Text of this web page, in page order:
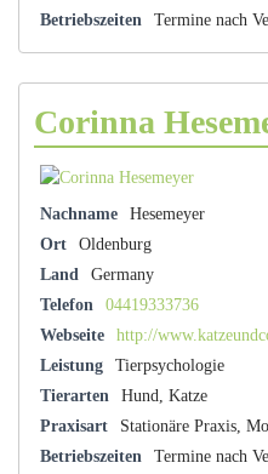
Betriebszeiten
Termine nach
Corinna
Nachname
Hesemeyer
Ort
Oldenburg
Land
Germany
Telefon
04419333736
Webseite
http://
Leistung
Tierpsychologie
Tierarten
Hund, Katze
Praxisart
Stationäre Praxis,
Betriebszeiten
Termine nach